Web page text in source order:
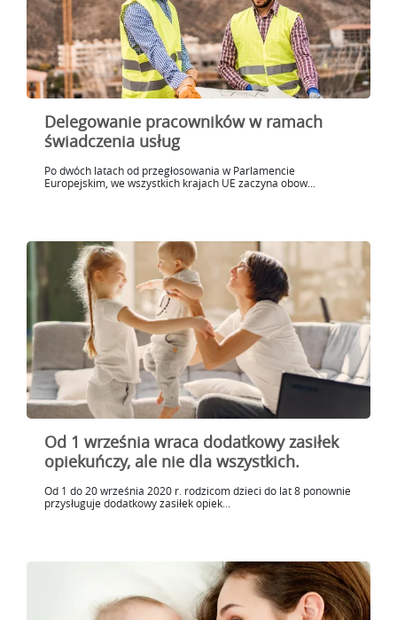
Delegowanie pracowników w ramach
świadczenia usług
Po dwóch latach od przegłosowania w Parlamencie
Europejskim, we wszystkich krajach UE zaczyna obow...
Od 1 września wraca dodatkowy zasiłek
opiekuńczy, ale nie dla wszystkich.
Od 1 do 20 września 2020 r. rodzicom dzieci do lat 8 ponownie
przysługuje dodatkowy zasiłek opiek...